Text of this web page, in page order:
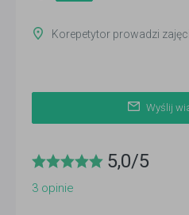
Korepetytor prowadzi
Wyślij
5,0/5
3 opinie